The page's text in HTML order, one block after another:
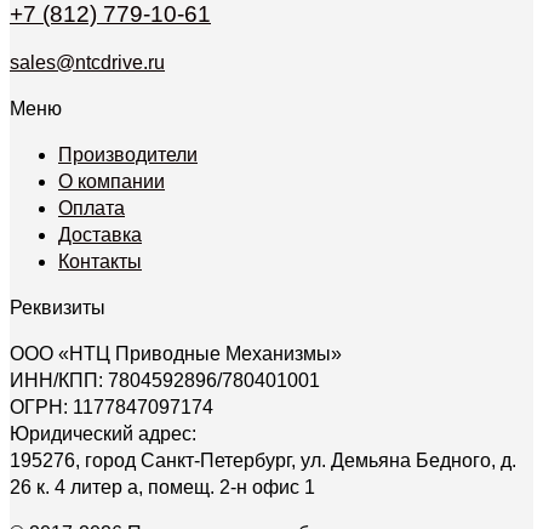
+7 (812) 779-10-61
sales@ntcdrive.ru
Меню
Производители
О компании
Оплата
Доставка
Контакты
Реквизиты
ООО «НТЦ Приводные Механизмы»
ИНН/КПП: 7804592896/780401001
ОГРН: 1177847097174
Юридический адрес:
195276, город Санкт-Петербург, ул. Демьяна Бедного, д.
26 к. 4 литер а, помещ. 2-н офис 1